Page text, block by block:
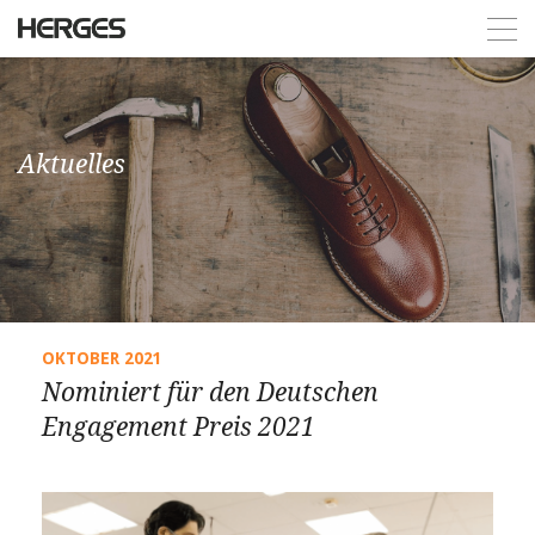
Aktuelles
OKTOBER 2021
Nominiert für den Deutschen
Engagement Preis 2021